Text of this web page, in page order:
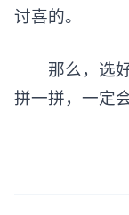
讨喜的。
那么，选好
拼一拼，一定